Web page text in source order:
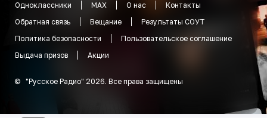
Одноклассники
MAX О нас
Контакты
Обратная связь
Вещание
Результаты СОУТ
Политика безопасности
Пользовательское соглашение
Выдача призов
Акции
© "Русское Радио" 2026. Все права защищены